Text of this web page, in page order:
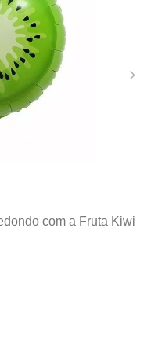
com a Fruta Kiwi